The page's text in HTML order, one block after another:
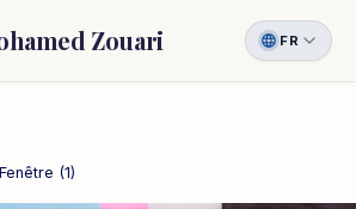
Zouari FR
Fenêtre (1)